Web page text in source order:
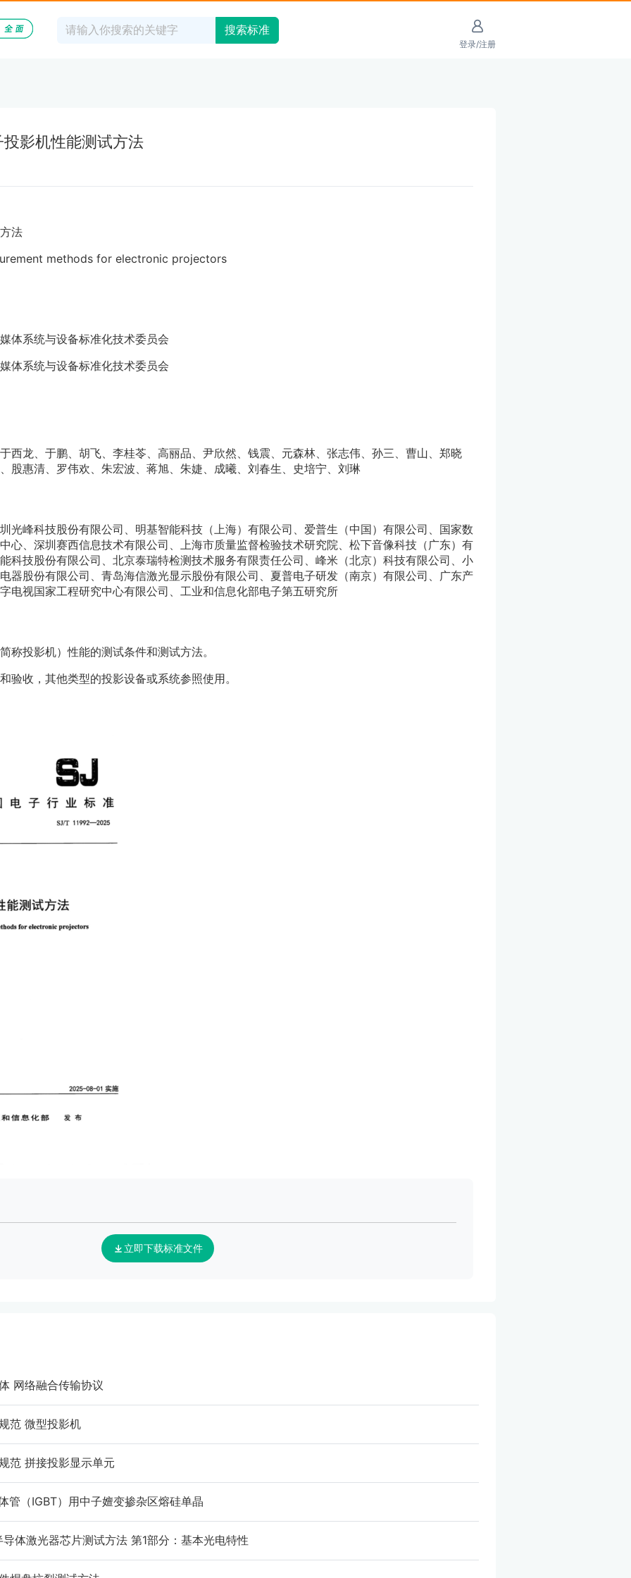
搜索标准
登录/注册
影机性能测试方法
法
methods for electronic projectors
体系统与设备标准化技术委员会
体系统与设备标准化技术委员会
西龙、于鹏、胡飞、李桂苓、高丽品、尹欣然、钱震、元森林、张志伟、孙三、曹山、郑晓
股惠清、罗伟欢、朱宏波、蒋旭、朱婕、成曦、刘春生、史培宁、刘琳
光峰科技股份有限公司、明基智能科技（上海）有限公司、爱普生（中国）有限公司、国家数
心、深圳赛西信息技术有限公司、上海市质量监督检验技术研究院、松下音像科技（广东）有
科技股份有限公司、北京泰瑞特检测技术服务有限责任公司、峰米（北京）科技有限公司、小
器股份有限公司、青岛海信激光显示股份有限公司、夏普电子研发（南京）有限公司、广东产
电视国家工程研究中心有限公司、工业和信息化部电子第五研究所
称投影机）性能的测试条件和测试方法。
验收，其他类型的投影设备或系统参照使用。
立即下载标准文件
网络融合传输协议
范 微型投影机
范 拼接投影显示单元
（IGBT）用中子嬗变掺杂区熔硅单晶
体激光器芯片测试方法 第1部分：基本光电特性